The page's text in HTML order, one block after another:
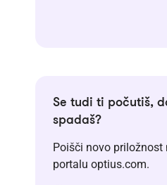
Se tudi ti počutiš,
spadaš?
Poišči novo priložnost
portalu optius.com.